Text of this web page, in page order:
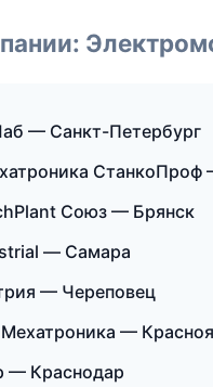
— Санкт-Петербург
СтанкоПроф
Союз — Брянск
— Самара
— Череповец
—
— Краснодар